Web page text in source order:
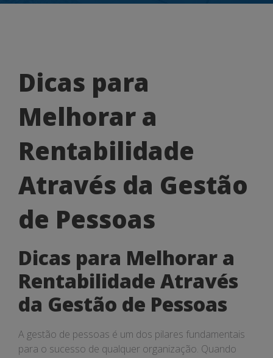
Dicas
para
Melhorar
a
Rentabilidade
Através
da
de
Pessoas
Dicas para
Melhorar a
Rentabilidade
Através da Gestão
de Pessoas
Dicas para Melhorar a
Rentabilidade Através
da Gestão de Pessoas
A gestão de pessoas é um dos pilares fundamentais
para o sucesso de qualquer organização. Quando